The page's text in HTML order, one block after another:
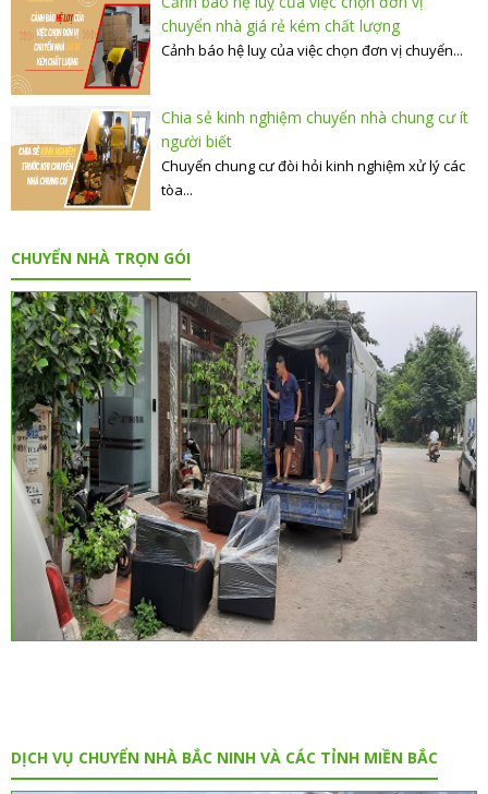
chuyển nhà giá rẻ kém chất lượng
Cảnh báo hệ luỵ của việc chọn đơn vị chuyển...
Chia sẻ kinh nghiệm chuyển nhà chung cư ít
người biết
Chuyển chung cư đòi hỏi kinh nghiệm xử lý các
tòa...
CHUYỂN NHÀ TRỌN GÓI
DỊCH VỤ CHUYỂN NHÀ BẮC NINH VÀ CÁC TỈNH MIỀN BẮC